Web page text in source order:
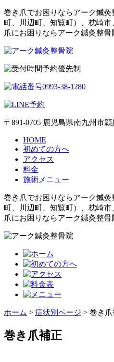
巻き爪でお困りならアーク
町、川辺町、知覧町）、枕崎
爪にお困りならアーク鍼灸整骨
予約優先制
〒891-0705 鹿児島県南九州市
HOME
初めての方へ
アクセス
料金
施術メニュー
巻き爪でお困りならアーク
町、川辺町、知覧町）、枕崎
爪にお困りならアーク鍼灸整骨
ホーム > 症状別ページ > 巻き爪
巻き爪補正